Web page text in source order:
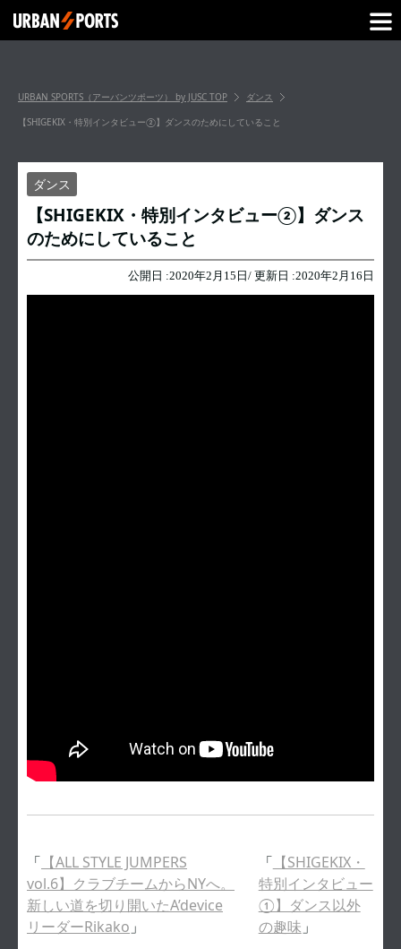
URBAN SPORTS（アーバンツポーツ） by JUSC TOP
ダンス
【SHIGEKIX・特別インタビュー②】ダンスのためにしていること
ダンス
【SHIGEKIX・特別インタビュー②】ダンス
のためにしていること
公開日 :2020年2月15日 / 更新日 :2020年2月16日
「 【ALL STYLE JUMPERS
vol.6】クラブチームからNYへ。
新しい道を切り開いたA’device
リーダーRikako 」
「 【SHIGEKIX・
特別インタビュー
①】ダンス以外
の趣味 」